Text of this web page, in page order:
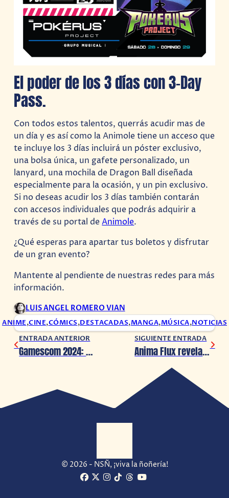
El poder de los 3 días con 3-Day
Pass.
Con todos estos talentos, querrás acudir mas de
un día y es así como la Animole tiene un acceso que
te incluye los 3 días incluirá un póster exclusivo,
una bolsa única, un gafete personalizado, un
lanyard, una mochila de Dragon Ball diseñada
especialmente para la ocasión, y un pin exclusivo.
Si no deseas acudir los 3 días también contarán
con accesos individuales que podrás adquirir a
través de su portal deAnimole.
¿Qué esperas para apartar tus boletos y disfrutar
de un gran evento?
Mantente al pendiente de nuestras redes para más
información.
LUIS ANGEL ROMERO VIAN
ANIME,CINE,CÓMICS,DESTACADAS,MANGA,MÚSICA,NOTICIAS
ENTRADA ANTERIOR
Gamescom 2024: Little Nightmares 3 presenta un nuevo avance
SIGUIENTE ENTRADA
Anima Flux revela nuevos detalles antes de su estreno
© 2026 - NSÑ, ¡viva la ñoñería!